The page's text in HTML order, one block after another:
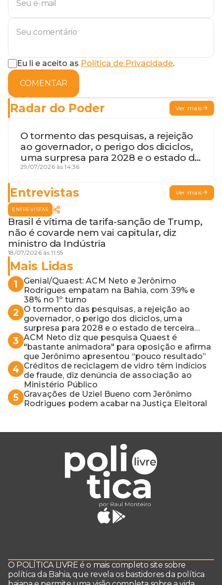
Eu li e aceito as Política de Privacidade.
COMENTAR
Radar do Poder Ver mais
O tormento das pesquisas, a rejeição
ao governador, o perigo dos diciclos,
uma surpresa para 2028 e o estado de
terceira guerra mundial
29/07/2026 às 14:36
Entrevistas Ver mais
ENTREVISTAS
Brasil é vítima de tarifa-sanção de Trump,
não é covarde nem vai capitular, diz
ministro da Indústria
18/07/2026 às 11:55
Mais Lidas
1
Genial/Quaest: ACM Neto e Jerônimo
Rodrigues empatam na Bahia, com 39% e
38% no 1º turno
2
O tormento das pesquisas, a rejeição ao
governador, o perigo dos diciclos, uma
surpresa para 2028 e o estado de terceira
guerra mundial
3 ACM Neto diz que pesquisa Quaest é
"bastante animadora" para oposição e afirma
que Jerônimo apresentou “pouco resultado”
4 Créditos de reciclagem de vidro têm indícios
de fraude, diz denúncia de associação ao
Ministério Público
5
Gravações de Uziel Bueno com Jerônimo
Rodrigues podem acabar na Justiça Eleitoral
O POLÍTICA LIVRE é o mais completo site sobre
política da Bahia, que revela os bastidores da política